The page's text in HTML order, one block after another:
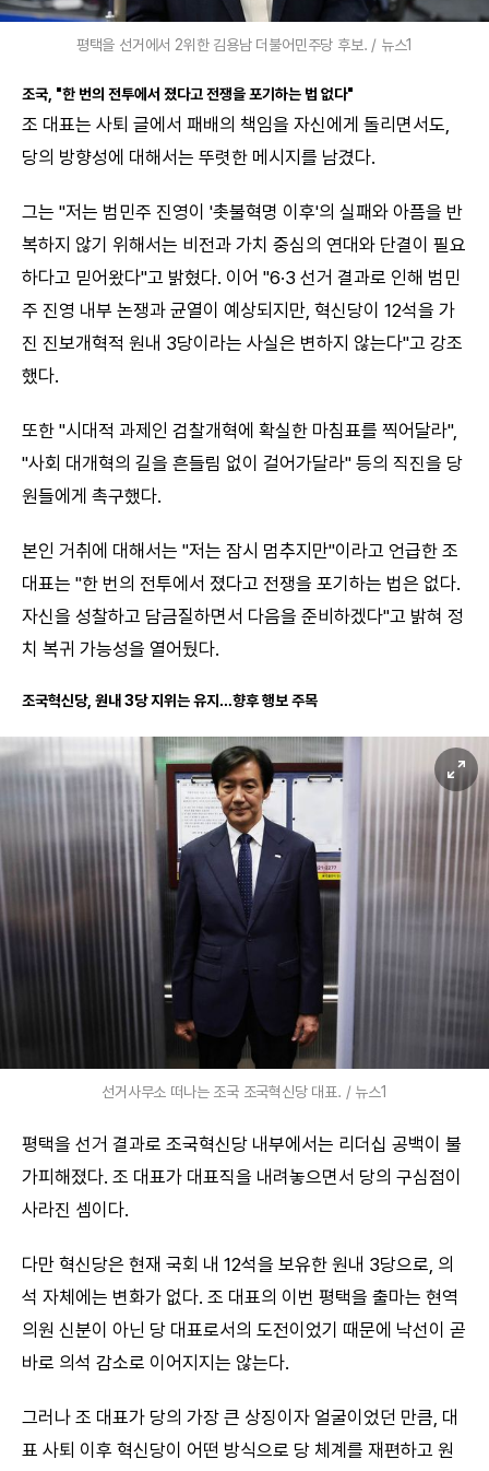
평택을 선거에서 2위한 김용남 더불어민주당 후보. / 뉴스1
조국, "한 번의 전투에서 졌다고 전쟁을 포기하는 법 없다"
조 대표는 사퇴 글에서 패배의 책임을 자신에게 돌리면서도,
당의 방향성에 대해서는 뚜렷한 메시지를 남겼다.
그는 "저는 범민주 진영이 '촛불혁명 이후'의 실패와 아픔을 반
복하지 않기 위해서는 비전과 가치 중심의 연대와 단결이 필요
하다고 믿어왔다"고 밝혔다. 이어 "6·3 선거 결과로 인해 범민
주 진영 내부 논쟁과 균열이 예상되지만, 혁신당이 12석을 가
진 진보개혁적 원내 3당이라는 사실은 변하지 않는다"고 강조
했다.
또한 "시대적 과제인 검찰개혁에 확실한 마침표를 찍어달라",
"사회 대개혁의 길을 흔들림 없이 걸어가달라" 등의 직진을 당
원들에게 촉구했다.
본인 거취에 대해서는 "저는 잠시 멈추지만"이라고 언급한 조
대표는 "한 번의 전투에서 졌다고 전쟁을 포기하는 법은 없다.
자신을 성찰하고 담금질하면서 다음을 준비하겠다"고 밝혀 정
치 복귀 가능성을 열어뒀다.
조국혁신당, 원내 3당 지위는 유지…향후 행보 주목
선거사무소 떠나는 조국 조국혁신당 대표. / 뉴스1
평택을 선거 결과로 조국혁신당 내부에서는 리더십 공백이 불
가피해졌다. 조 대표가 대표직을 내려놓으면서 당의 구심점이
사라진 셈이다.
다만 혁신당은 현재 국회 내 12석을 보유한 원내 3당으로, 의
석 자체에는 변화가 없다. 조 대표의 이번 평택을 출마는 현역
의원 신분이 아닌 당 대표로서의 도전이었기 때문에 낙선이 곧
바로 의석 감소로 이어지지는 않는다.
그러나 조 대표가 당의 가장 큰 상징이자 얼굴이었던 만큼, 대
표 사퇴 이후 혁신당이 어떤 방식으로 당 체계를 재편하고 원